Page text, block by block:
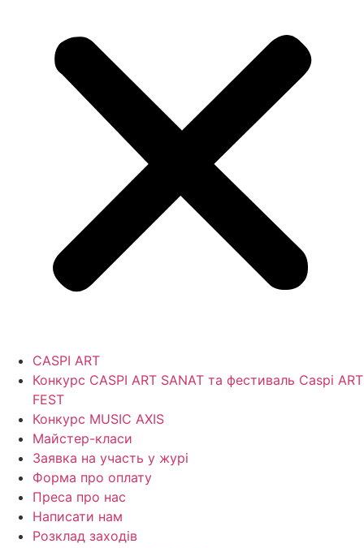
CASPI ART
Конкурс CASPI ART SANAT та фестиваль Caspi ART
FEST
Конкурс MUSIC AXIS
Майстер-класи
Заявка на участь у журі
Форма про оплату
Преса про нас
Написати нам
Розклад заходів